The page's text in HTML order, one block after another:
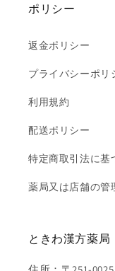
ポリシー
返金ポリシー
プライバシーポリ
利用規約
配送ポリシー
特定商取引法に基
薬局又は店舗の管
ときわ漢方薬局